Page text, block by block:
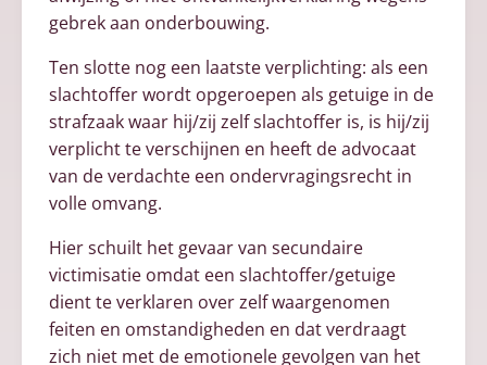
gebrek aan onderbouwing.
Ten slotte nog een laatste verplichting: als een
slachtoffer wordt opgeroepen als getuige in de
strafzaak waar hij/zij zelf slachtoffer is, is hij/zij
verplicht te verschijnen en heeft de advocaat
van de verdachte een ondervragingsrecht in
volle omvang.
Hier schuilt het gevaar van secundaire
victimisatie omdat een slachtoffer/getuige
dient te verklaren over zelf waargenomen
feiten en omstandigheden en dat verdraagt
zich niet met de emotionele gevolgen van het